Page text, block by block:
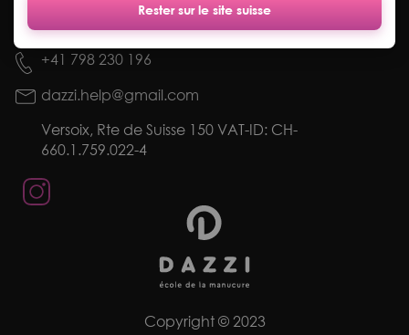
Rester sur le site suisse
+41 798 230 196
dazzi.help@gmail.com
Versoix, Rte de Suisse 150 VAT-ID: CH-
660.1.759.022-4
Copyright © 2023